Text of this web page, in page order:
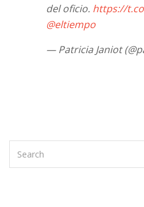
del oficio. https://
@eltiempo
— Patricia Janiot